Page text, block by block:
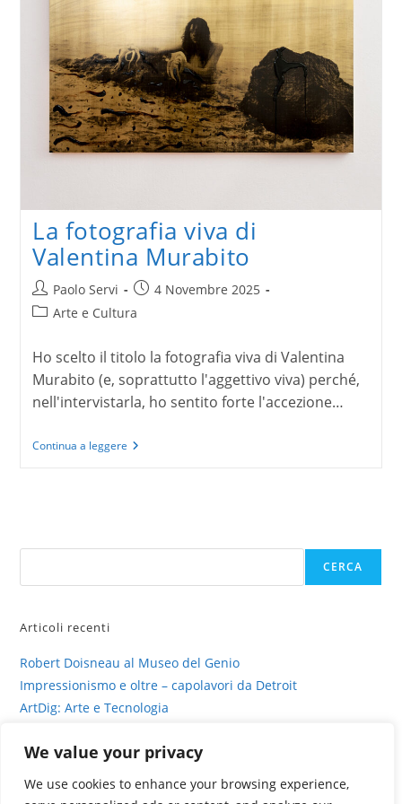
We value your privacy
We use cookies to enhance your browsing experience,
La fotografia viva di
Valentina Murabito
Autore
dell'articolo:
Paolo Servi
Articolo
pubblicato:
4 Novembre 2025
Categoria
Arte e Cultura
Ho scelto il titolo la fotografia viva di Valentina
Murabito (e, soprattutto l'aggettivo viva) perché,
nell'intervistarla, ho sentito forte l'accezione…
Continua a leggereLa
CERCA
Articoli recenti
Robert Doisneau al Museo del Genio
Impressionismo e oltre – capolavori da Detroit
ArtDig: Arte e Tecnologia
La fotografia viva di Valentina Murabito